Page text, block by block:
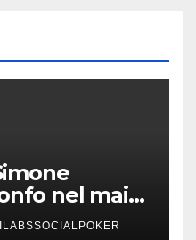
nel main
ILABSSOCIALPOKER